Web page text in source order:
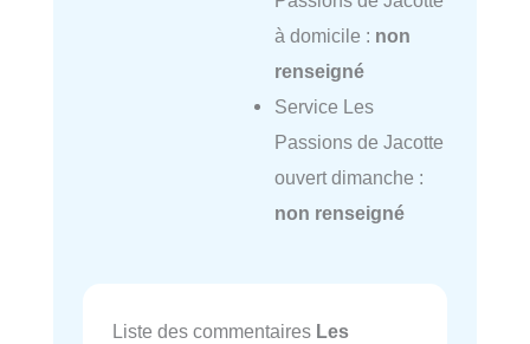
à domicile : non
renseigné
Service Les
Passions de Jacotte
ouvert dimanche :
non renseigné
Liste des commentaires Les